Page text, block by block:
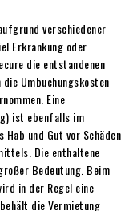
verschiedener
Erkrankung oder
die entstandenen
Umbuchungskosten
Eine
ist ebenfalls im
Hab und Gut vor Schäden
Die enthaltene
Bedeutung. Beim
in der Regel eine
die Vermietung